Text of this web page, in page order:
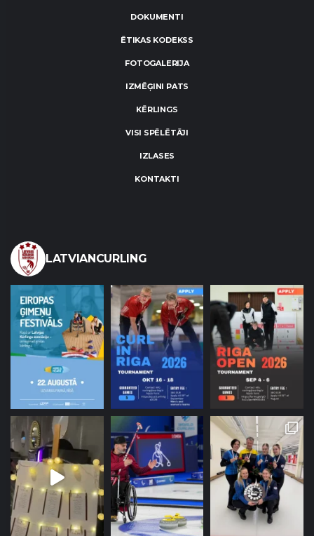
DOKUMENTI
ĒTIKAS KODEKSS
FOTOGALERIJA
IZMĒĢINI PATS
KĒRLINGS
VISI SPĒLĒTĀJI
IZLASES
KONTAKTI
LATVIANCURLING